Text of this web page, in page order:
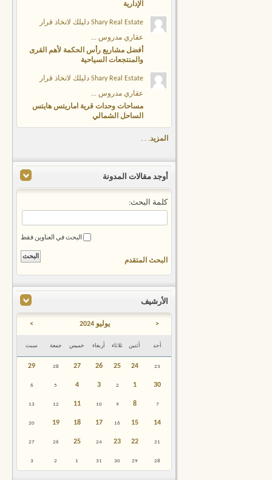
الإدارية
Shary Real Estate دليلك لاتخاذ قرار
عقاري مدروس ...
أفضل مشاريع رأس الحكمة لأهم القرى
والمنتجعات السياحية
Shary Real Estate دليلك لاتخاذ قرار
عقاري مدروس ...
مساحات وحدات قرية اماريتس هايتس
الساحل الشمالي
المزيد. . .
أوجد مقالات المدونة
كلمة البحث:
البحث في العناوين فقط
البحث المتقدم
الأرشيف
< يوليو 2024 >
أحد أثنين ثلاثاء أربعاء خميس جمعة سبت
23
24
25
26
27
28
29
30
1
2
3
4
5
6
7
8
9
10
11
12
13
14
15
16
17
18
19
20
21
22
23
24
25
26
27
28
29
30
31
1
2
3